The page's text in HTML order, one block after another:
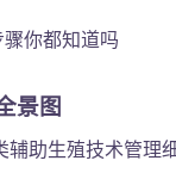
你都知道吗
景图
生殖技术管理